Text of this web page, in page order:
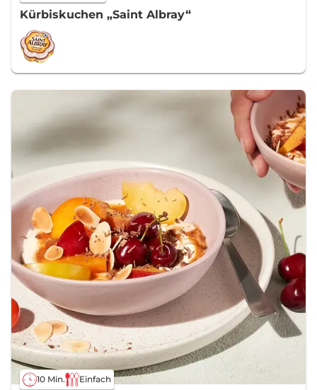
Kürbiskuchen „Saint Albray“
10 Min. Einfach